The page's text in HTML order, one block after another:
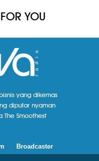
YOU
yang dikemas
diputar nyaman
Smoothest
Broadcaster